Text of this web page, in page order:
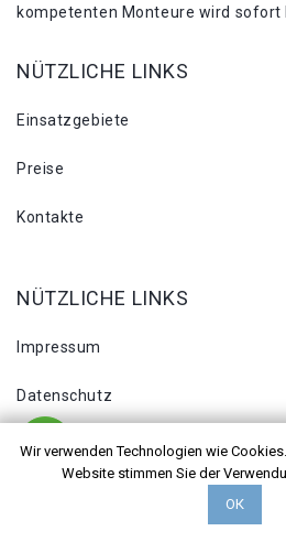
Wir verwenden Technologien wie
Website stimmen Sie der
ОК
kompetenten Monteure wird sofort
NÜTZLICHE LINKS
Einsatzgebiete
Preise
Kontakte
NÜTZLICHE LINKS
Impressum
Datenschutz
Blog